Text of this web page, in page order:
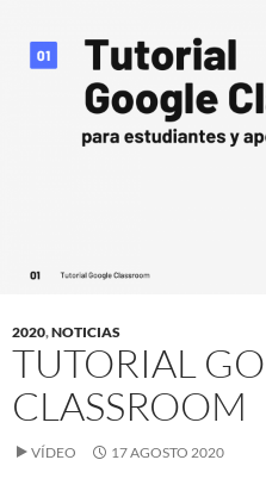
2020,NOTICIAS
TUTORIAL
CLASSROOM
VÍDEO 17 AGOSTO 2020